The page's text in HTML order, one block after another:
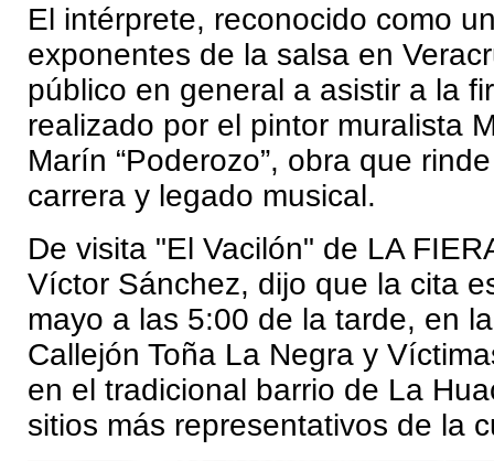
El intérprete, reconocido como
exponentes de la salsa en
público en general a asistir a la
realizado por el pintor muralista
Marín “Poderozo”, obra que
carrera y legado musical.
De visita "El Vacilón" de LA
Víctor Sánchez, dijo que la cita
mayo a las 5:00 de la tarde, en
Callejón Toña La Negra y
en el tradicional barrio de La
sitios más representativos de la